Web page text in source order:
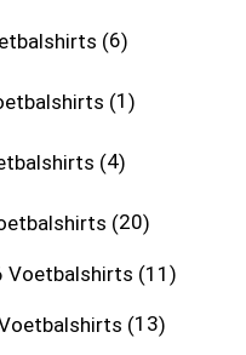
6
1
4
20
Voetbalshirts 11
13